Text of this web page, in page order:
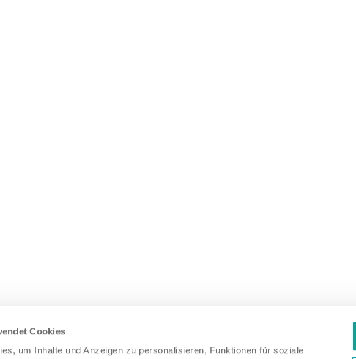
Cookies
um Inhalte und Anzeigen zu personalisieren, Funktionen für soziale